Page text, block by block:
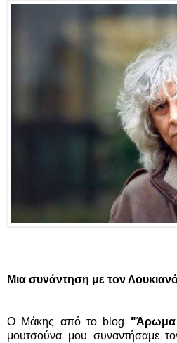
Μια συνάντηση με τον
Ο Μάκης από το blog "Άρωμα
μουτσούνα μου συναντήσαμε